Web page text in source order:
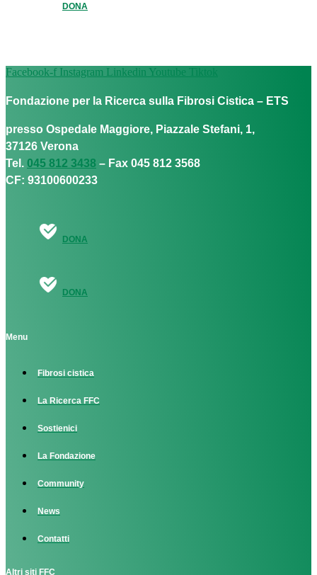
DONA
Facebook-f Instagram Linkedin Youtube Tiktok
Fondazione per la Ricerca sulla Fibrosi Cistica – ETS
presso Ospedale Maggiore, Piazzale Stefani, 1,
37126 Verona
Tel. 045 812 3438 – Fax 045 812 3568
CF: 93100600233
DONA
DONA
Menu
Fibrosi cistica
La Ricerca FFC
Sostienici
La Fondazione
Community
News
Contatti
Altri siti FFC